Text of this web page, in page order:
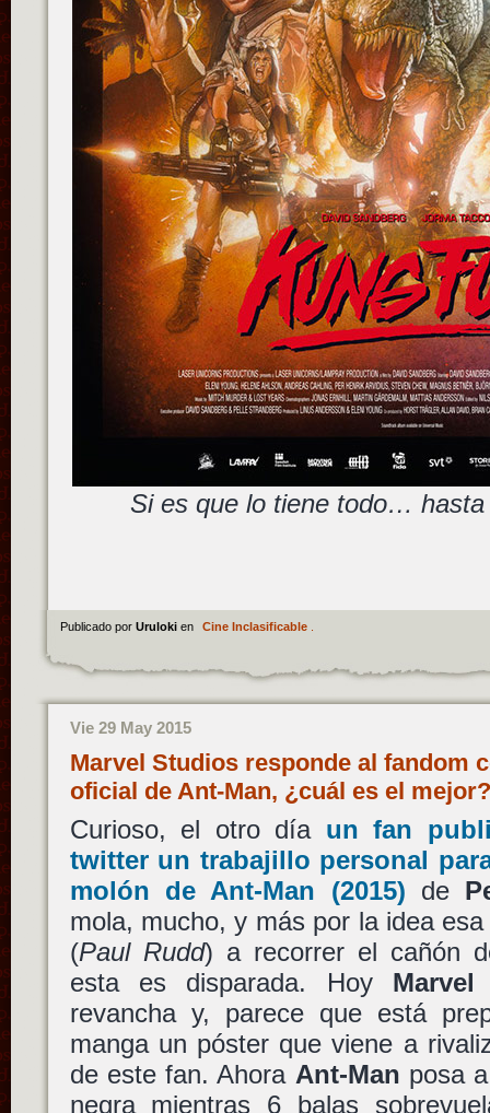
Si es que lo tiene todo…
Publicado por Uruloki en Cine Inclasificable.
Vie 29 May 2015
Marvel Studios responde al fandom
oficial de Ant-Man, ¿cuál es el
Curioso, el otro día un fan
twitter un trabajillo personal
molón de Ant-Man (2015) de
mola, mucho, y más por la idea
(Paul Rudd) a recorrer el cañón
esta es disparada. Hoy
revancha y, parece que está
manga un póster que viene a
de este fan. Ahora Ant-Man posa
negra mientras 6 balas